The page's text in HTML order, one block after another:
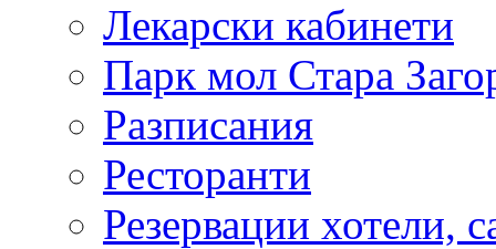
Лекарски кабинети
Парк мол Стара
Разписания
Ресторанти
Резервации хотели,